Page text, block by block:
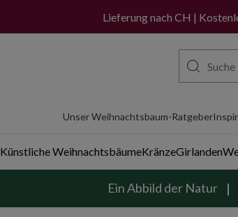
Lieferung nach CH |
Unser Weihnachtsbaum-Ratgeber
Künstliche WeihnachtsbäumeKränzeGirlanden
Ein Abbild der Natur